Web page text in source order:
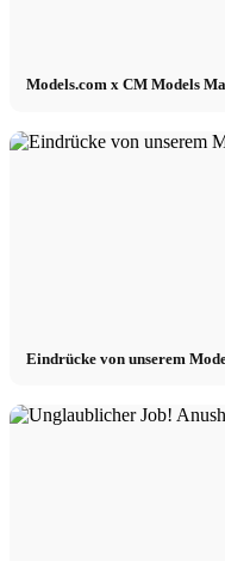
Models.com x CM Models
Eindrücke von unserem